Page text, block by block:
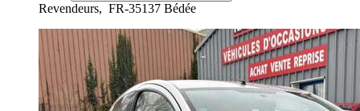
Revendeurs, FR-35137 Bédée